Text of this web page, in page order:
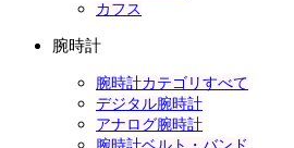
カフス
腕時計
腕時計カテゴリすべて
デジタル腕時計
アナログ腕時計